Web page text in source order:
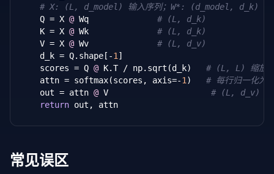
# X: (L, d_model) 输入序列；W*: (d_model, d_k) 投
    Q = X
@ Wq # (L, d_k)
    K = X
@ Wk # (L, d_k)
    V = X
@ Wv # (L, d_v)
    d_k = Q.shape[-
1 ]
    scores = Q
@ K.T / np.sqrt(d_k) # (L, L) 缩放
    attn = softmax(scores, axis=-
1 ) # 每行归一化为
    out = attn
@ V # (L, d_v) 加
return out, attn
if __name__ == '__main__':
    L, d_model, d_k =
    X = np.random.randn(L, d_model)
常见误区